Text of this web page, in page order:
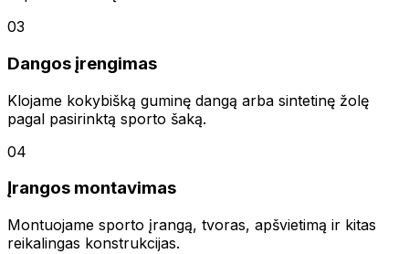
03
Dangos įrengimas
Klojame kokybišką guminę dangą arba sintetinę žolę
pagal pasirinktą sporto šaką.
04
Įrangos montavimas
Montuojame sporto įrangą, tvoras, apšvietimą ir kitas
reikalingas konstrukcijas.